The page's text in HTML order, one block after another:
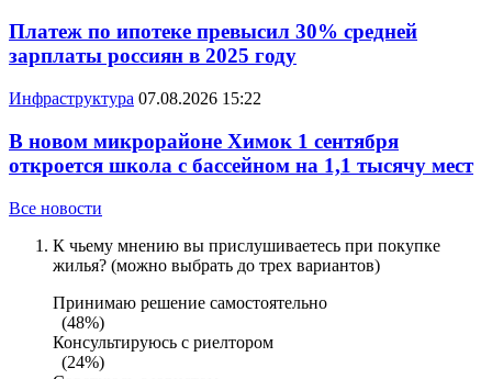
Платеж по ипотеке превысил 30% средней
зарплаты россиян в 2025 году
Инфраструктура 07.08.2026 15:22
В новом микрорайоне Химок 1 сентября
откроется школа с бассейном на 1,1 тысячу мест
Все новости
К чьему мнению вы прислушиваетесь при покупке
жилья? (можно выбрать до трех вариантов)
Принимаю решение самостоятельно
(48%)
Консультируюсь с риелтором
(24%)